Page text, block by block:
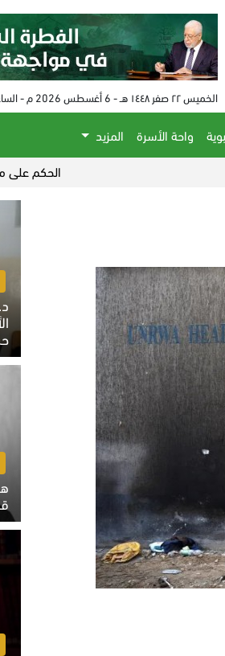
الخميس ٢٢ صفر ١٤٤٨ هـ - 6 أغسطس 2026 م - الساعة 08:51 م
واحة الأسرة
المزيد
الحكم على مفتي النظام